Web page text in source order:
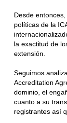
Desde
políticas de la
la exactitud de
extensión.
Seguimos
Accreditation
dominio, el
cuanto a su
registrantes así